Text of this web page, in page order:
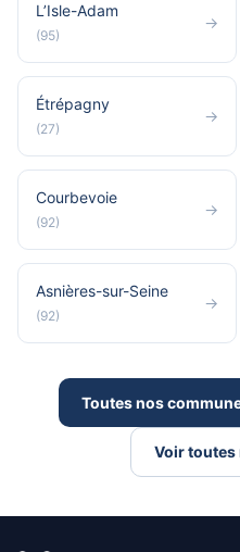
L’Isle-Adam
(95)
→
Étrépagny
(27)
→
Courbevoie
(92)
→
Asnières-sur-Seine
(92)
→
Toutes nos
Voir